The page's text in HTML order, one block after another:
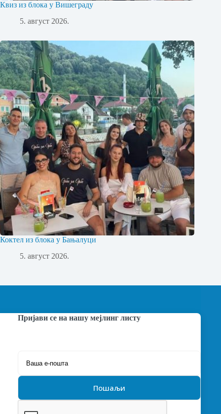
Квиз из блока у Вишеграду
5. август 2026.
Коктел из блока у Бањалуци
5. август 2026.
Пријави се на нашу мејлинг листу